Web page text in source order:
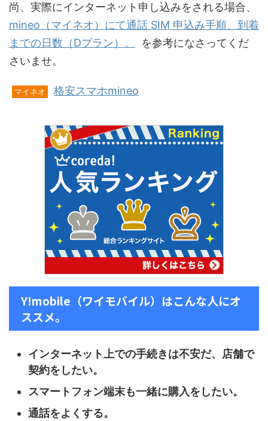
尚、実際にインターネット申し込みをされる場合、
mineo（マイネオ）にて通話 SIM 申込み手順、到着
までの日数（Dプラン）。
を参考になさってくだ
さいませ。
マイネオ 格安スマホmineo
Y!mobile（ワイモバイル）はこんな人にオ
ススメ。
インターネット上での手続きは不安だ、店舗で
契約をしたい。
スマートフォン端末も一緒に購入をしたい。
通話をよくする。